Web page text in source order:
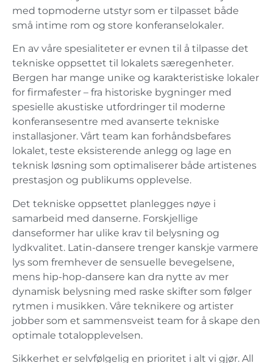
med topmoderne utstyr som er tilpasset både
små intime rom og store konferanselokaler.
En av våre spesialiteter er evnen til å tilpasse det
tekniske oppsettet til lokalets særegenheter.
Bergen har mange unike og karakteristiske lokaler
for firmafester – fra historiske bygninger med
spesielle akustiske utfordringer til moderne
konferansesentre med avanserte tekniske
installasjoner. Vårt team kan forhåndsbefares
lokalet, teste eksisterende anlegg og lage en
teknisk løsning som optimaliserer både artistenes
prestasjon og publikums opplevelse.
Det tekniske oppsettet planlegges nøye i
samarbeid med danserne. Forskjellige
danseformer har ulike krav til belysning og
lydkvalitet. Latin-dansere trenger kanskje varmere
lys som fremhever de sensuelle bevegelsene,
mens hip-hop-dansere kan dra nytte av mer
dynamisk belysning med raske skifter som følger
rytmen i musikken. Våre teknikere og artister
jobber som et sammensveist team for å skape den
optimale totalopplevelsen.
Sikkerhet er selvfølgelig en prioritet i alt vi gjør. All